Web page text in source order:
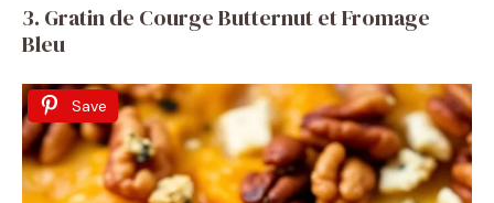
3. Gratin de Courge Butternut et Fromage
Bleu
Save